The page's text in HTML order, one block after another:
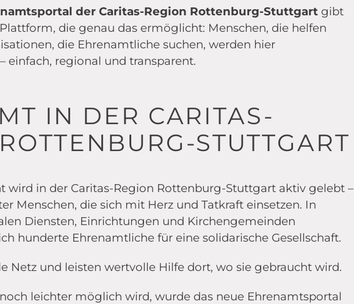
der Caritas-Region Rottenburg-Stuttgartgibt
die genau das ermöglicht: Menschen, die helfen
die Ehrenamtliche suchen, werden hier
einfach, regional und transparent.
IN DER CARITAS-
STUTTGART
wird in der Caritas-Region Rottenburg-Stuttgart aktiv gelebt –
Menschen, die sich mit Herz und Tatkraft einsetzen. In
Diensten, Einrichtungen und Kirchengemeinden
hunderte Ehrenamtliche für eine solidarische Gesellschaft.
Netz und leisten wertvolle Hilfe dort, wo sie gebraucht wird.
leichter möglich wird, wurde das neue Ehrenamtsportal